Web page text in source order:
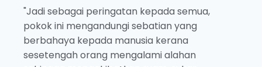
"Jadi sebagai peringatan kepada semua,
pokok ini mengandungi sebatian yang
berbahaya kepada manusia kerana
sesetengah orang mengalami alahan